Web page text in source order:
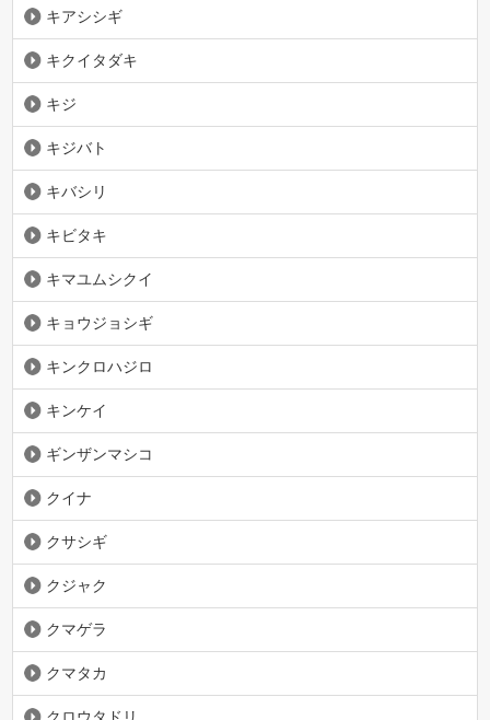
キアシシギ
キクイタダキ
キジ
キジバト
キバシリ
キビタキ
キマユムシクイ
キョウジョシギ
キンクロハジロ
キンケイ
ギンザンマシコ
クイナ
クサシギ
クジャク
クマゲラ
クマタカ